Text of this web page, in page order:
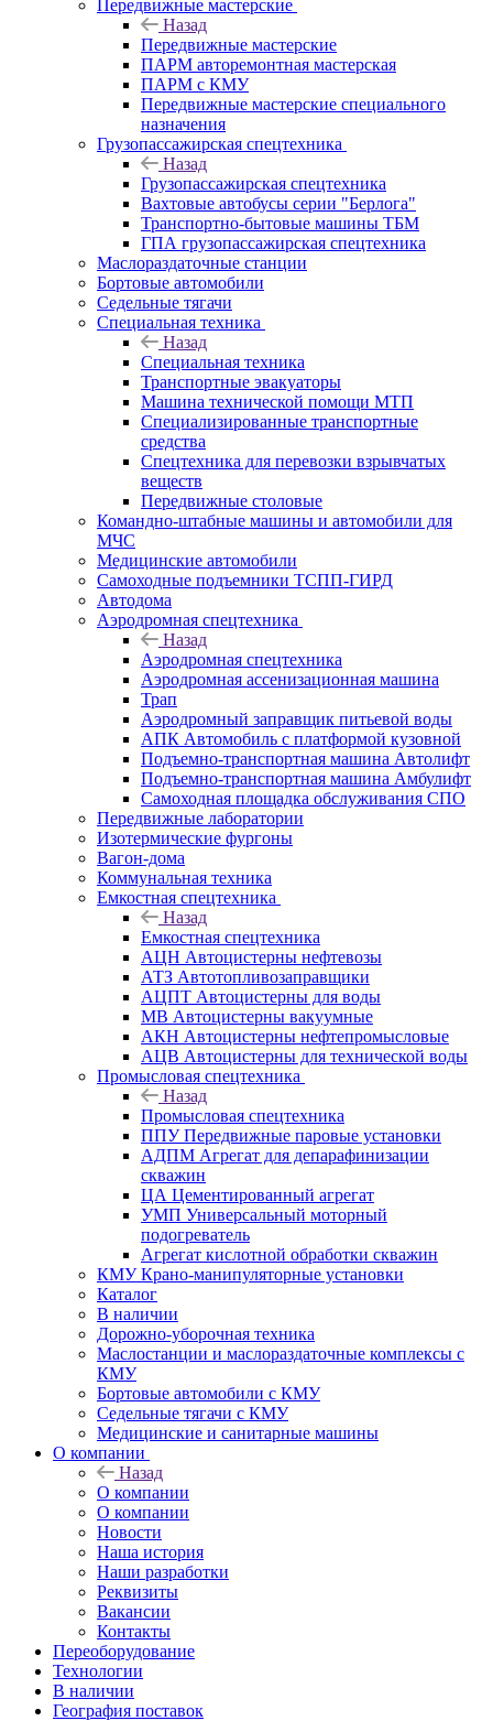
Передвижные мастерские
Назад
Передвижные мастерские
ПАРМ авторемонтная мастерская
ПАРМ с КМУ
Передвижные мастерские специального
назначения
Грузопассажирская спецтехника
Назад
Грузопассажирская спецтехника
Вахтовые автобусы серии "Берлога"
Транспортно-бытовые машины ТБМ
ГПА грузопассажирская спецтехника
Маслораздаточные станции
Бортовые автомобили
Седельные тягачи
Специальная техника
Назад
Специальная техника
Транспортные эвакуаторы
Машина технической помощи МТП
Специализированные транспортные
средства
Спецтехника для перевозки взрывчатых
веществ
Передвижные столовые
Командно-штабные машины и автомобили для
МЧС
Медицинские автомобили
Самоходные подъемники ТСПП-ГИРД
Автодома
Аэродромная спецтехника
Назад
Аэродромная спецтехника
Аэродромная ассенизационная машина
Трап
Аэродромный заправщик питьевой воды
АПК Автомобиль с платформой кузовной
Подъемно-транспортная машина Автолифт
Подъемно-транспортная машина Амбулифт
Самоходная площадка обслуживания СПО
Передвижные лаборатории
Изотермические фургоны
Вагон-дома
Коммунальная техника
Емкостная спецтехника
Назад
Емкостная спецтехника
АЦН Автоцистерны нефтевозы
АТЗ Автотопливозаправщики
АЦПТ Автоцистерны для воды
МВ Автоцистерны вакуумные
АКН Автоцистерны нефтепромысловые
АЦВ Автоцистерны для технической воды
Промысловая спецтехника
Назад
Промысловая спецтехника
ППУ Передвижные паровые установки
АДПМ Агрегат для депарафинизации
скважин
ЦА Цементированный агрегат
УМП Универсальный моторный
подогреватель
Агрегат кислотной обработки скважин
КМУ Крано-манипуляторные установки
Каталог
В наличии
Дорожно-уборочная техника
Маслостанции и маслораздаточные комплексы с
КМУ
Бортовые автомобили с КМУ
Седельные тягачи с КМУ
Медицинские и санитарные машины
О компании
Назад
О компании
О компании
Новости
Наша история
Наши разработки
Реквизиты
Вакансии
Контакты
Переоборудование
Технологии
В наличии
География поставок